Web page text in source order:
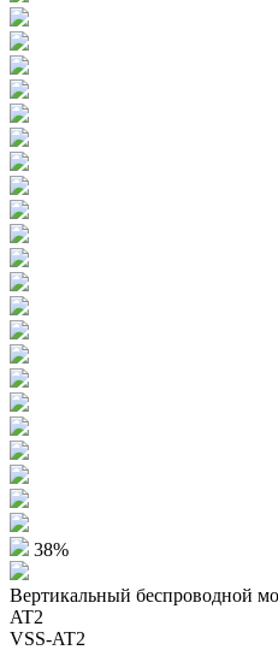
38%
Вертикальный беспроводной
AT2
VSS-AT2